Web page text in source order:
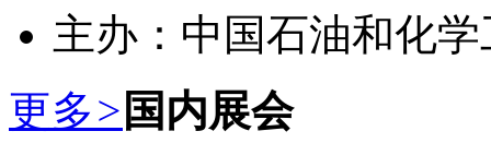
主办：中国石油和化
更多> 国内展会